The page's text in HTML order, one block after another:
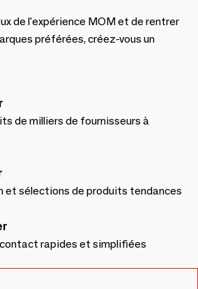
de l'expérience MOM et de rentrer
préférées, créez-vous un
de milliers de fournisseurs à
et sélections de produits tendances
rapides et simplifiées